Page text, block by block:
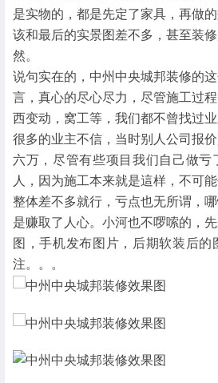
是实物的，都是先定了家具，再做
该和最后的实景图差不多，甚至装
然。
说句实在的，中州中央城邦装修的
言，真心的尽心尽力，尽管施工过
西变动，窝工等，我们都不曾找过
很多的业主不信，当时别人公司报
六万，尽管有些项目我们自己做亏
人，因为施工本来就是這样，不可
整体差不多就行，亏点也无所谓，
是赚取了人心。小河也不啰嗦的，
图，手机发布图片，后期软装后的
注。。。